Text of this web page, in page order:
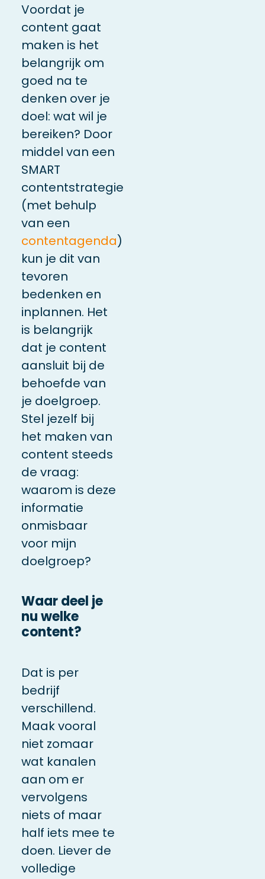
Voordat je
content gaat
maken is het
belangrijk om
goed na te
denken over je
doel: wat wil je
bereiken? Door
middel van een
SMART
contentstrategie
(met behulp
van een
contentagenda)
kun je dit van
tevoren
bedenken en
inplannen. Het
is belangrijk
dat je content
aansluit bij de
behoefde van
je doelgroep.
Stel jezelf bij
het maken van
content steeds
de vraag:
waarom is deze
informatie
onmisbaar
voor mijn
doelgroep?
Waar deel je
nu welke
content?
Dat is per
bedrijf
verschillend.
Maak vooral
niet zomaar
wat kanalen
aan om er
vervolgens
niets of maar
half iets mee te
doen. Liever de
volledige